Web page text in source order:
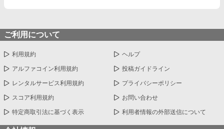
ご利用について
利用規約 ヘルプ
アルファコイン利用規約 投稿ガイドライン
レンタルサービス利用規約 プライバシーポリシー
スコア利用規約 お問い合わせ
特定商取引法に基づく表示 利用者情報の外部送信について